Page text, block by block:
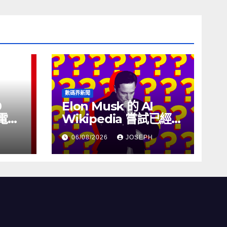
線
數碼界新聞
Elon Musk 的 AI
Wikipedia 嘗試已經幾
個月沒有更新了
06/08/2026 JOSEPH